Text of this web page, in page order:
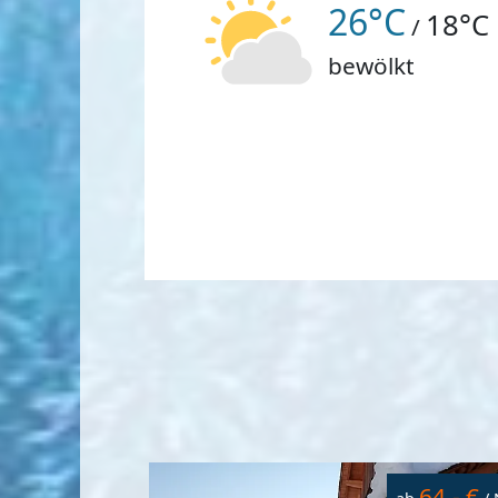
26°C / 18°C
bewölkt